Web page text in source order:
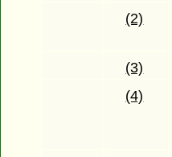
(2)
(3)
(4)